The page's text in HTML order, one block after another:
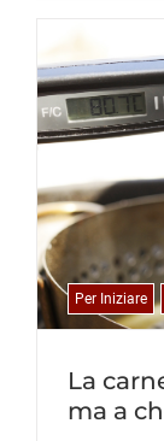
La
ma a
Per Iniziare